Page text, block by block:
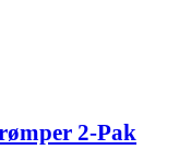
2-Pak